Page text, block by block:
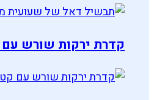
קדרת ירקות שורש עם